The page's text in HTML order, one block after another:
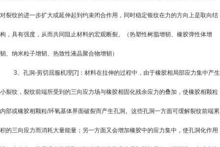
对裂纹的进一步扩大或延伸起到约束闭合作用，同时稳定银纹在力的方向上是取向结
构，具有强度，从而共同阻止材料的宏观断裂。（热塑性树脂增韧、橡胶弹性体增
韧、纳米粒子增韧、热致性液晶聚合物增韧）
3、孔洞-剪切屈服机理 [7] ：材料在拉伸的过程中，由于橡胶相局部应力集中产生
小裂纹，裂纹前端所受到的三向应力场与橡胶相固化残余应力的叠加，使橡胶相颗粒
内部或橡胶相颗粒/环氧基体界面破裂而产生孔洞。这些孔洞一方面可缓解裂纹前端累
积的三向应力而消耗大量能量；另一方面又会增加橡胶中的应力集中，使孔洞化作用